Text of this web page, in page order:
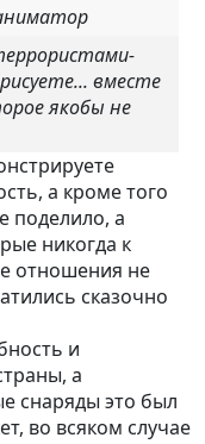
вместе
якобы не
а кроме того
поделило, а
никогда к
отношения не
сказочно
и
а
снаряды это был
во всяком случае